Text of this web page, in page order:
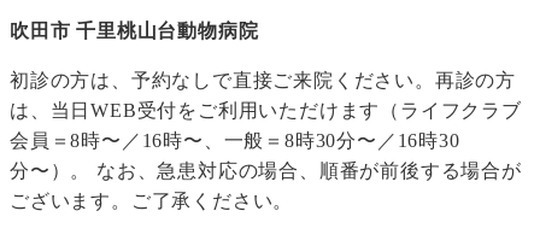
吹田市 千里桃山台動物病院
初診の方は、予約なしで直接ご来院ください。再診の方
は、当日WEB受付をご利用いただけます（ライフクラブ
会員＝8時〜／16時〜、一般＝8時30分〜／16時30
分〜）。 なお、急患対応の場合、順番が前後する場合が
ございます。ご了承ください。